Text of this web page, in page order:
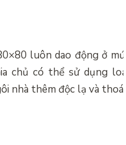
luôn dao động ở
chủ có thể sử dụng
nhà thêm độc lạ và